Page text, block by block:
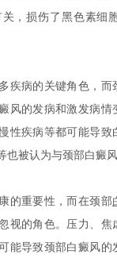
，损伤了黑色素细
病的关键角色，而
风的发病和激发病情
性疾病等都可能导致
也被认为与颈部白癜风
重要性，而在颈部
视的角色。压力、焦
能导致颈部白癜风的